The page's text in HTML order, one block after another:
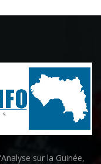
sur la Guinée,